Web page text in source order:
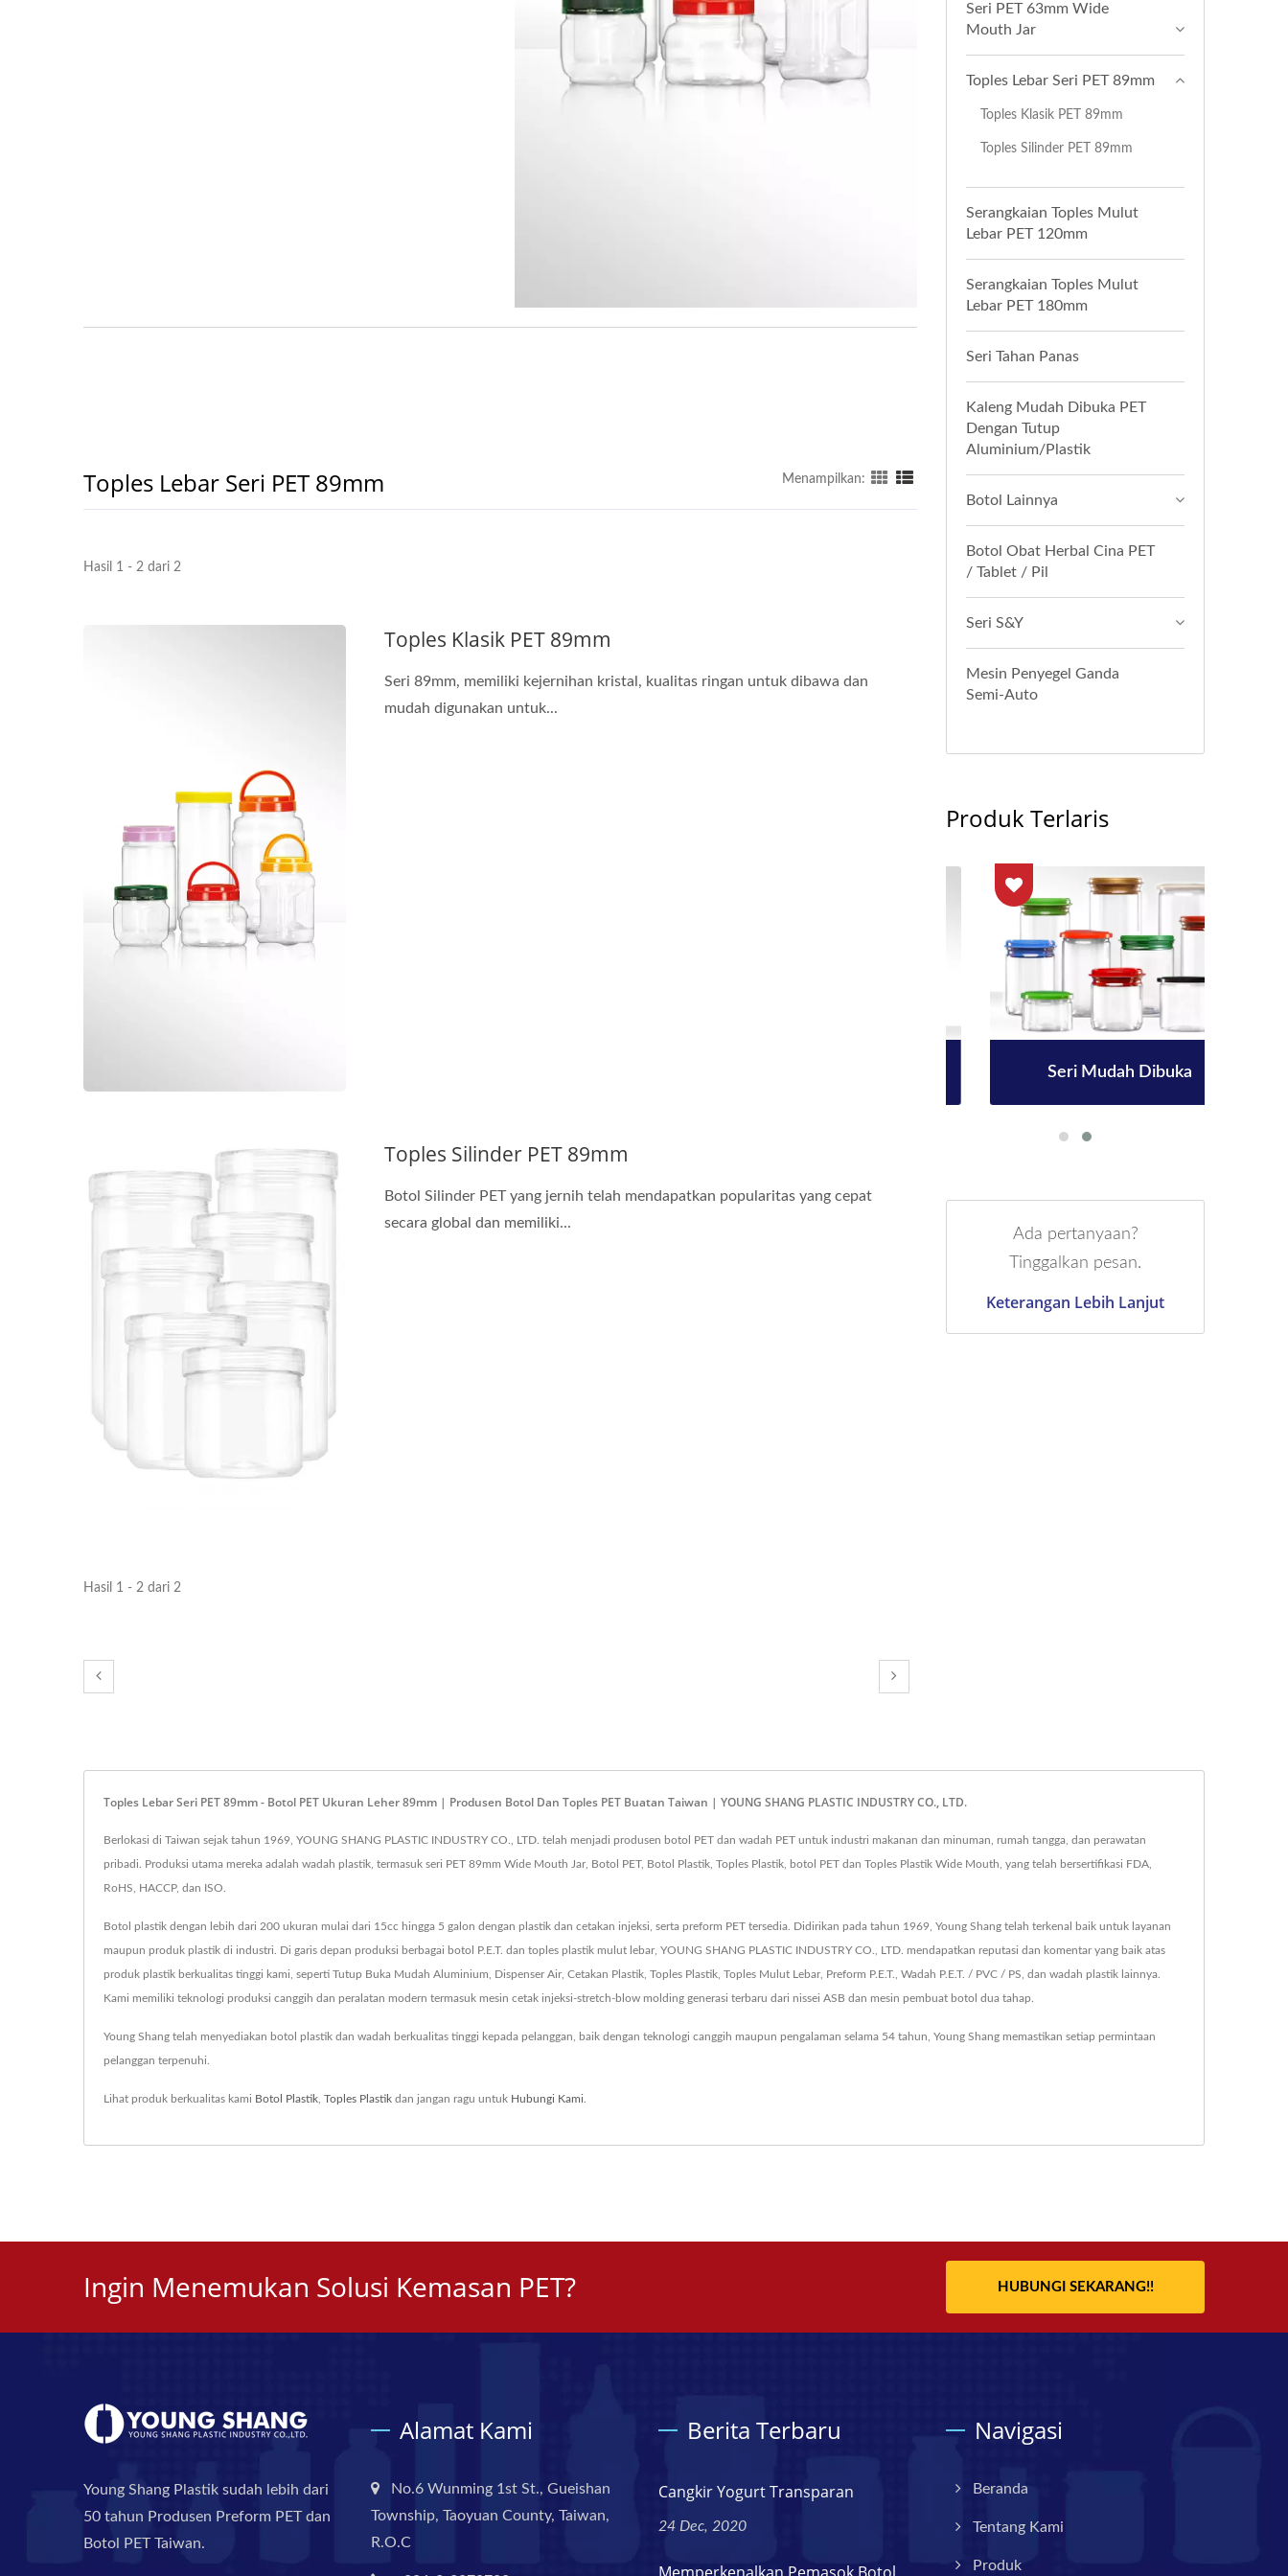
Toples Lebar Seri PET 89mm Menampilkan:
Hasil 1 - 2 dari 2
Toples Klasik PET 89mm
Seri 89mm, memiliki kejernihan kristal, kualitas ringan untuk dibawa dan
mudah digunakan untuk...
Toples Silinder PET 89mm
Botol Silinder PET yang jernih telah mendapatkan popularitas yang cepat
secara global dan memiliki...
Hasil 1 - 2 dari 2
Seri PET 63mm Wide
Mouth Jar
Toples Lebar Seri PET 89mm
Toples Klasik PET 89mm
Toples Silinder PET 89mm
Serangkaian Toples Mulut
Lebar PET 120mm
Serangkaian Toples Mulut
Lebar PET 180mm
Seri Tahan Panas
Kaleng Mudah Dibuka PET
Dengan Tutup
Aluminium/Plastik
Botol Lainnya
Botol Obat Herbal Cina PET
/ Tablet / Pil
Seri S&Y
Mesin Penyegel Ganda
Semi-Auto
Produk Terlaris
Seri Mudah Dibuka
Ada pertanyaan?
Tinggalkan pesan.
Keterangan Lebih Lanjut
Toples Lebar Seri PET 89mm - Botol PET Ukuran Leher 89mm | Produsen Botol Dan Toples PET Buatan Taiwan | YOUNG SHANG PLASTIC INDUSTRY CO., LTD.
Berlokasi di Taiwan sejak tahun 1969, YOUNG SHANG PLASTIC INDUSTRY CO., LTD. telah menjadi produsen botol PET dan wadah PET untuk industri makanan dan minuman, rumah tangga, dan perawatan
pribadi. Produksi utama mereka adalah wadah plastik, termasuk seri PET 89mm Wide Mouth Jar, Botol PET, Botol Plastik, Toples Plastik, botol PET dan Toples Plastik Wide Mouth, yang telah bersertifikasi FDA,
RoHS, HACCP, dan ISO.
Botol plastik dengan lebih dari 200 ukuran mulai dari 15cc hingga 5 galon dengan plastik dan cetakan injeksi, serta preform PET tersedia. Didirikan pada tahun 1969, Young Shang telah terkenal baik untuk layanan
maupun produk plastik di industri. Di garis depan produksi berbagai botol P.E.T. dan toples plastik mulut lebar, YOUNG SHANG PLASTIC INDUSTRY CO., LTD. mendapatkan reputasi dan komentar yang baik atas
produk plastik berkualitas tinggi kami, seperti Tutup Buka Mudah Aluminium, Dispenser Air, Cetakan Plastik, Toples Plastik, Toples Mulut Lebar, Preform P.E.T., Wadah P.E.T. / PVC / PS, dan wadah plastik lainnya.
Kami memiliki teknologi produksi canggih dan peralatan modern termasuk mesin cetak injeksi-stretch-blow molding generasi terbaru dari nissei ASB dan mesin pembuat botol dua tahap.
Young Shang telah menyediakan botol plastik dan wadah berkualitas tinggi kepada pelanggan, baik dengan teknologi canggih maupun pengalaman selama 54 tahun, Young Shang memastikan setiap permintaan
pelanggan terpenuhi.
Lihat produk berkualitas kami Botol Plastik Toples Plastik dan jangan ragu untuk Hubungi Kami
Ingin Menemukan Solusi Kemasan PET? HUBUNGI SEKARANG!!
Young Shang Plastik sudah lebih dari
50 tahun Produsen Preform PET dan
Botol PET Taiwan.
Alamat Kami
No.6 Wunming 1st St., Gueishan
Township, Taoyuan County, Taiwan,
R.O.C
Berita Terbaru
Cangkir Yogurt Transparan
24 Dec, 2020
Navigasi
Beranda
Tentang Kami
Produk